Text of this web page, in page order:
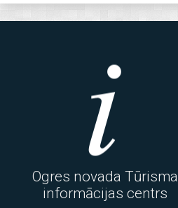
Ogres novada Tūrisma
informācijas centrs